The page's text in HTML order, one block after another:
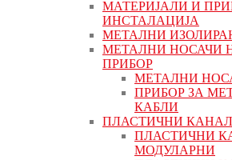
МАТЕРИЈАЛИ И
ИНСТАЛАЦИЈА
МЕТАЛНИ
МЕТАЛНИ НОСАЧИ
ПРИБОР
МЕТАЛНИ
ПРИБОР ЗА
КАБЛИ
ПЛАСТИЧНИ
ПЛАСТИЧНИ
МОДУЛАРНИ